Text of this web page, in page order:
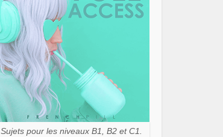
Sujets pour les niveaux B1, B2 et C1.